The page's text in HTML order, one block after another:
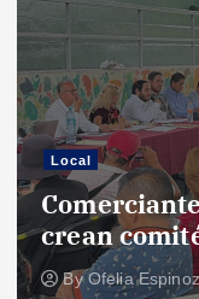
Local
crean
ByOfelia